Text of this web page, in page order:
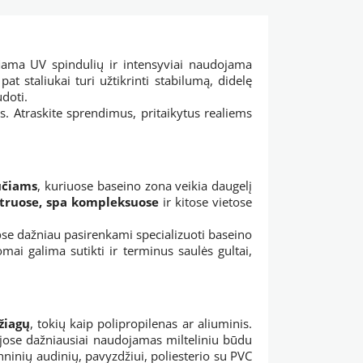
UV spindulių ir intensyviai naudojama
staliukai turi užtikrinti stabilumą, didelę
Atraskite sprendimus, pritaikytus realiems
, kuriuose baseino zona veikia daugelį
spa kompleksuoseir kitose vietose
dažniau pasirenkami specializuoti baseino
galima sutikti ir terminus saulės gultai,
, tokių kaip polipropilenas ar aliuminis.
dažniausiai naudojamas milteliniu būdu
audinių, pavyzdžiui, poliesterio su PVC